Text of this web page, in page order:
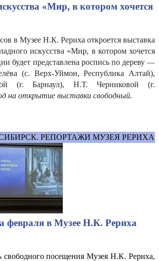
«Мир, в котором хочется
в Музее Н.К. Рериха откроется выставка
искусства «Мир, в котором хочется
будет представлена роспись по дереву —
(с. Верх-Уймон, Республика Алтай),
(г. Барнаул), Н.Т. Черниковой (г.
на открытие выставки свободный.
РЕПОРТАЖИ МУЗЕЯ РЕРИХА
февраля в Музее Н.К. Рериха
свободного посещения Музея Н.К. Рериха,